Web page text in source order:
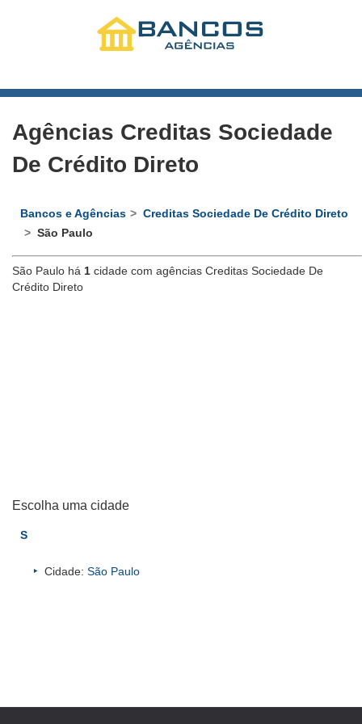
Agências Creditas Sociedade
De Crédito Direto
Bancos e Agências
Creditas Sociedade De Crédito Direto
São Paulo
São Paulo há 1 cidade com agências Creditas Sociedade De
Crédito Direto
Escolha uma cidade
S
Cidade: São Paulo